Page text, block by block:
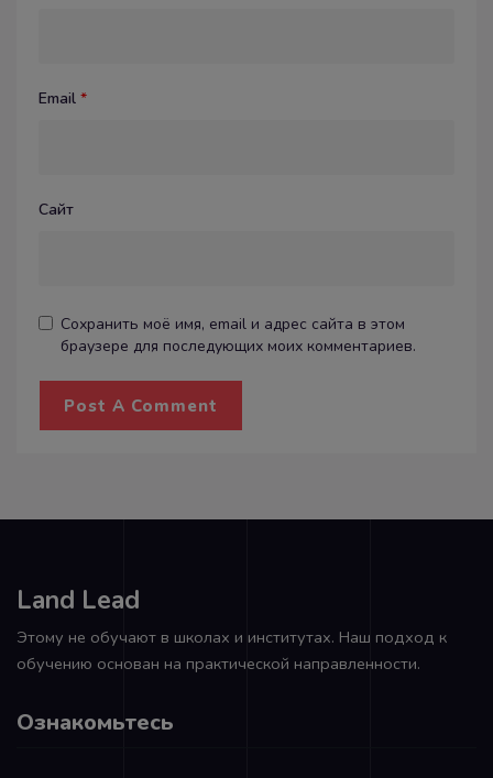
Email *
Сайт
Сохранить моё имя, email и адрес сайта в этом
браузере для последующих моих комментариев.
Land Lead
Этому не обучают в школах и институтах. Наш подход к
обучению основан на практической направленности.
Ознакомьтесь